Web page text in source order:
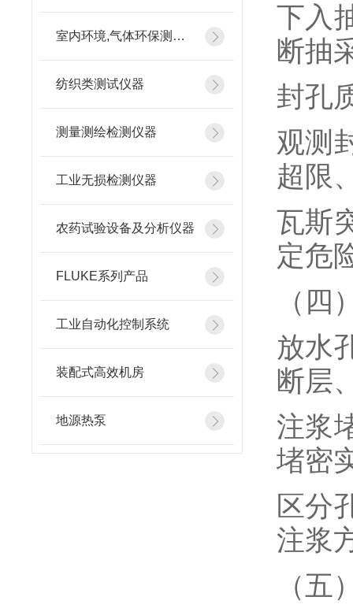
室内环境,气体环保测试仪器
纺织类测试仪器
测量测绘检测仪器
工业无损检测仪器
农药试验设备及分析仪器
FLUKE系列产品
工业自动化控制系统
装配式高效机房
地源热泵
下入
断抽
封孔
观测
超限
瓦斯
定危
（
放水
断层
注浆
堵密
区分
注浆
（